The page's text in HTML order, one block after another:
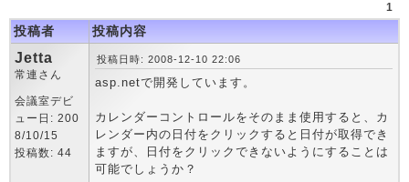
1
投稿者 投稿内容
Jetta
常連さん
会議室デビ
ュー日: 200
8/10/15
投稿数: 44
投稿日時: 2008-12-10 22:06
asp.netで開発しています。
カレンダーコントロールをそのまま使用すると、カ
レンダー内の日付をクリックすると日付が取得でき
ますが、日付をクリックできないようにすることは
可能でしょうか？